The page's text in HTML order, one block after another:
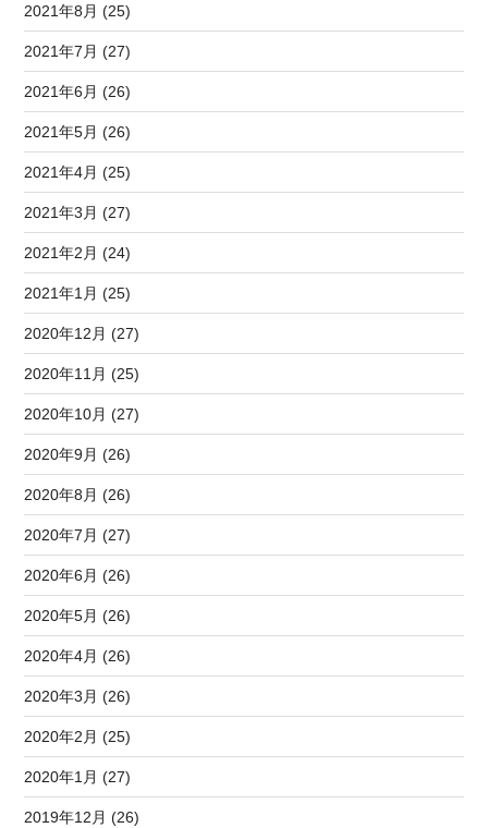
2021年8月 (25)
2021年7月 (27)
2021年6月 (26)
2021年5月 (26)
2021年4月 (25)
2021年3月 (27)
2021年2月 (24)
2021年1月 (25)
2020年12月 (27)
2020年11月 (25)
2020年10月 (27)
2020年9月 (26)
2020年8月 (26)
2020年7月 (27)
2020年6月 (26)
2020年5月 (26)
2020年4月 (26)
2020年3月 (26)
2020年2月 (25)
2020年1月 (27)
2019年12月 (26)